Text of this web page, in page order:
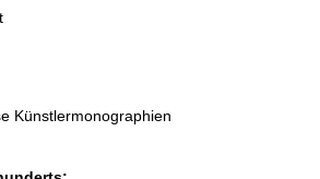
Künstlermonographien